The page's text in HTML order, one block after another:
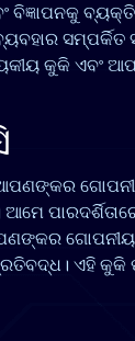
ବିଜ୍ଞାପନକୁ
ସମ୍ପର୍କିତ
କୁକି ଏବଂ
ଏହି